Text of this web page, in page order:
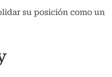
su posición como un